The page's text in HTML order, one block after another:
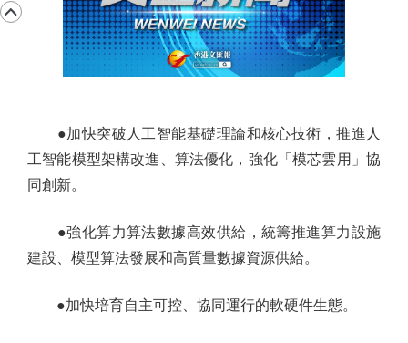
●加快突破人工智能基礎理論和核心技術，推進人
工智能模型架構改進、算法優化，強化「模芯雲用」協
同創新。
●強化算力算法數據高效供給，統籌推進算力設施
建設、模型算法發展和高質量數據資源供給。
●加快培育自主可控、協同運行的軟硬件生態。